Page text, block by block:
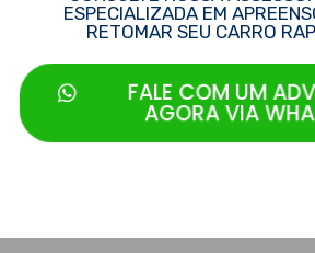
ESPECIALIZADA EM
RETOMAR SEU CARRO
FALE COM UM
AGORA VIA